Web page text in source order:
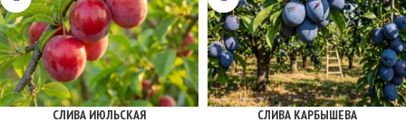
СЛИВА ИЮЛЬСКАЯ СЛИВА КАРБЫШЕВА